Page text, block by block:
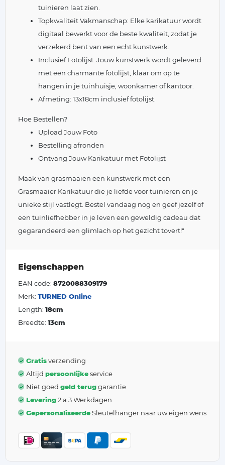
tuinieren laat zien.
Topkwaliteit Vakmanschap: Elke karikatuur wordt
digitaal bewerkt voor de beste kwaliteit, zodat je
verzekerd bent van een echt kunstwerk.
Inclusief Fotolijst: Jouw kunstwerk wordt geleverd
met een charmante fotolijst, klaar om op te
hangen in je tuinhuisje, woonkamer of kantoor.
Afmeting: 13x18cm inclusief fotolijst.
Hoe Bestellen?
Upload Jouw Foto
Bestelling afronden
Ontvang Jouw Karikatuur met Fotolijst
Maak van grasmaaien een kunstwerk met een
Grasmaaier Karikatuur die je liefde voor tuinieren en je
unieke stijl vastlegt. Bestel vandaag nog en geef jezelf of
een tuinliefhebber in je leven een geweldig cadeau dat
gegarandeerd een glimlach op het gezicht tovert!"
Eigenschappen
EAN code: 8720088309179
Merk: TURNED Online
Length: 18cm
Breedte: 13cm
Gratisverzending
Altijd persoonlijkeservice
Niet goed geld teruggarantie
Levering2 a 3 Werkdagen
GepersonaliseerdeSleutelhanger naar uw eigen wens